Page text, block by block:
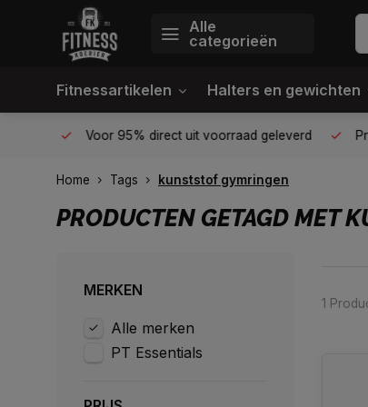
Alle
categorieën
Fitnessartikelen Halters en gewichten
Voor 95% direct uit voorraad geleverd
Home Tags kunststof gymringen
PRODUCTEN GETAGD MET
MERKEN
Alle merken
PT Essentials
1